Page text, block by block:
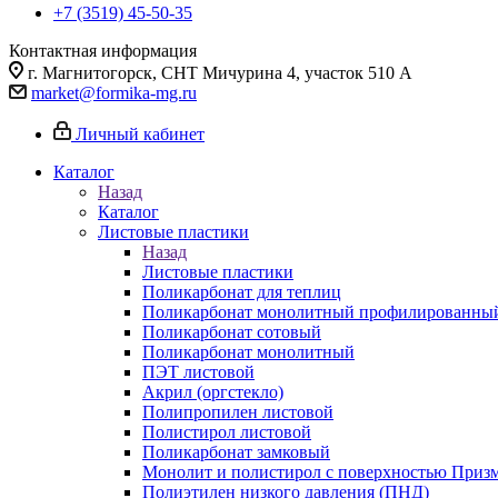
+7 (3519) 45-50-35
Контактная информация
г. Магнитогорск, СНТ Мичурина 4, участок 510 А
market@formika-mg.ru
Личный кабинет
Каталог
Назад
Каталог
Листовые пластики
Назад
Листовые пластики
Поликарбонат для теплиц
Поликарбонат монолитный
Поликарбонат сотовый
Поликарбонат монолитный
ПЭТ листовой
Акрил (оргстекло)
Полипропилен листовой
Полистирол листовой
Поликарбонат замковый
Монолит и полистирол с поверхностью
Полиэтилен низкого давления (ПНД)